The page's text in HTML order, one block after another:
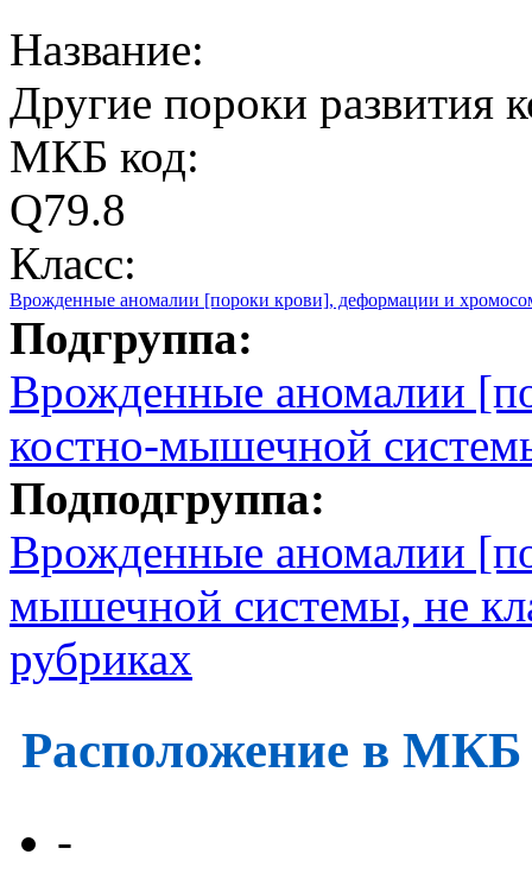
Название:
Другие пороки развития
МКБ код:
Q79.8
Класс:
Врожденные аномалии [пороки крови], деформации и
Подгруппа:
Врожденные аномалии
костно-мышечной
Подподгруппа:
Врожденные аномалии
мышечной системы, не
рубриках
Расположение в
-